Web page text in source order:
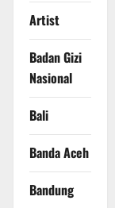
Artist
Badan Gizi
Nasional
Bali
Banda Aceh
Bandung